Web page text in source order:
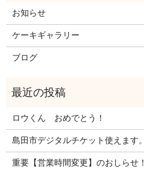
お知らせ
ケーキギャラリー
ブログ
ロウくん おめでとう！
島田市デジタルチケット使えます。
重要【営業時間変更】のおしらせ！